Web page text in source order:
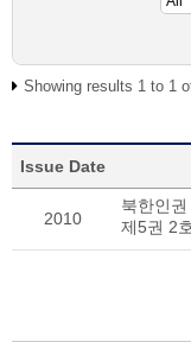
Showing results 1 to 1
Issue Date
2010
북한인
제5권 2